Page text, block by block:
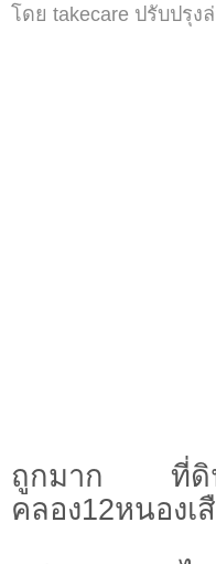
โดย takecare ปรับปรุง
ถูกมาก ที่ดิ
คลอง12หนองเ